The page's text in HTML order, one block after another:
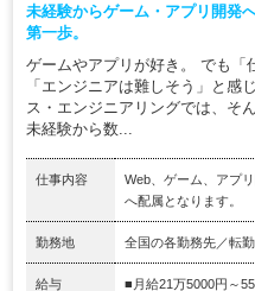
未経験からゲーム・アプリ開発
第一歩。
ゲームやアプリが好き。 でも「
「エンジニアは難しそう」と感
ス・エンジニアリングでは、そ
未経験から数...
仕事内容
Web、ゲーム、アプ
へ配属となります。
勤務地 全国の各勤務先／転
給与
■月給21万5000円～